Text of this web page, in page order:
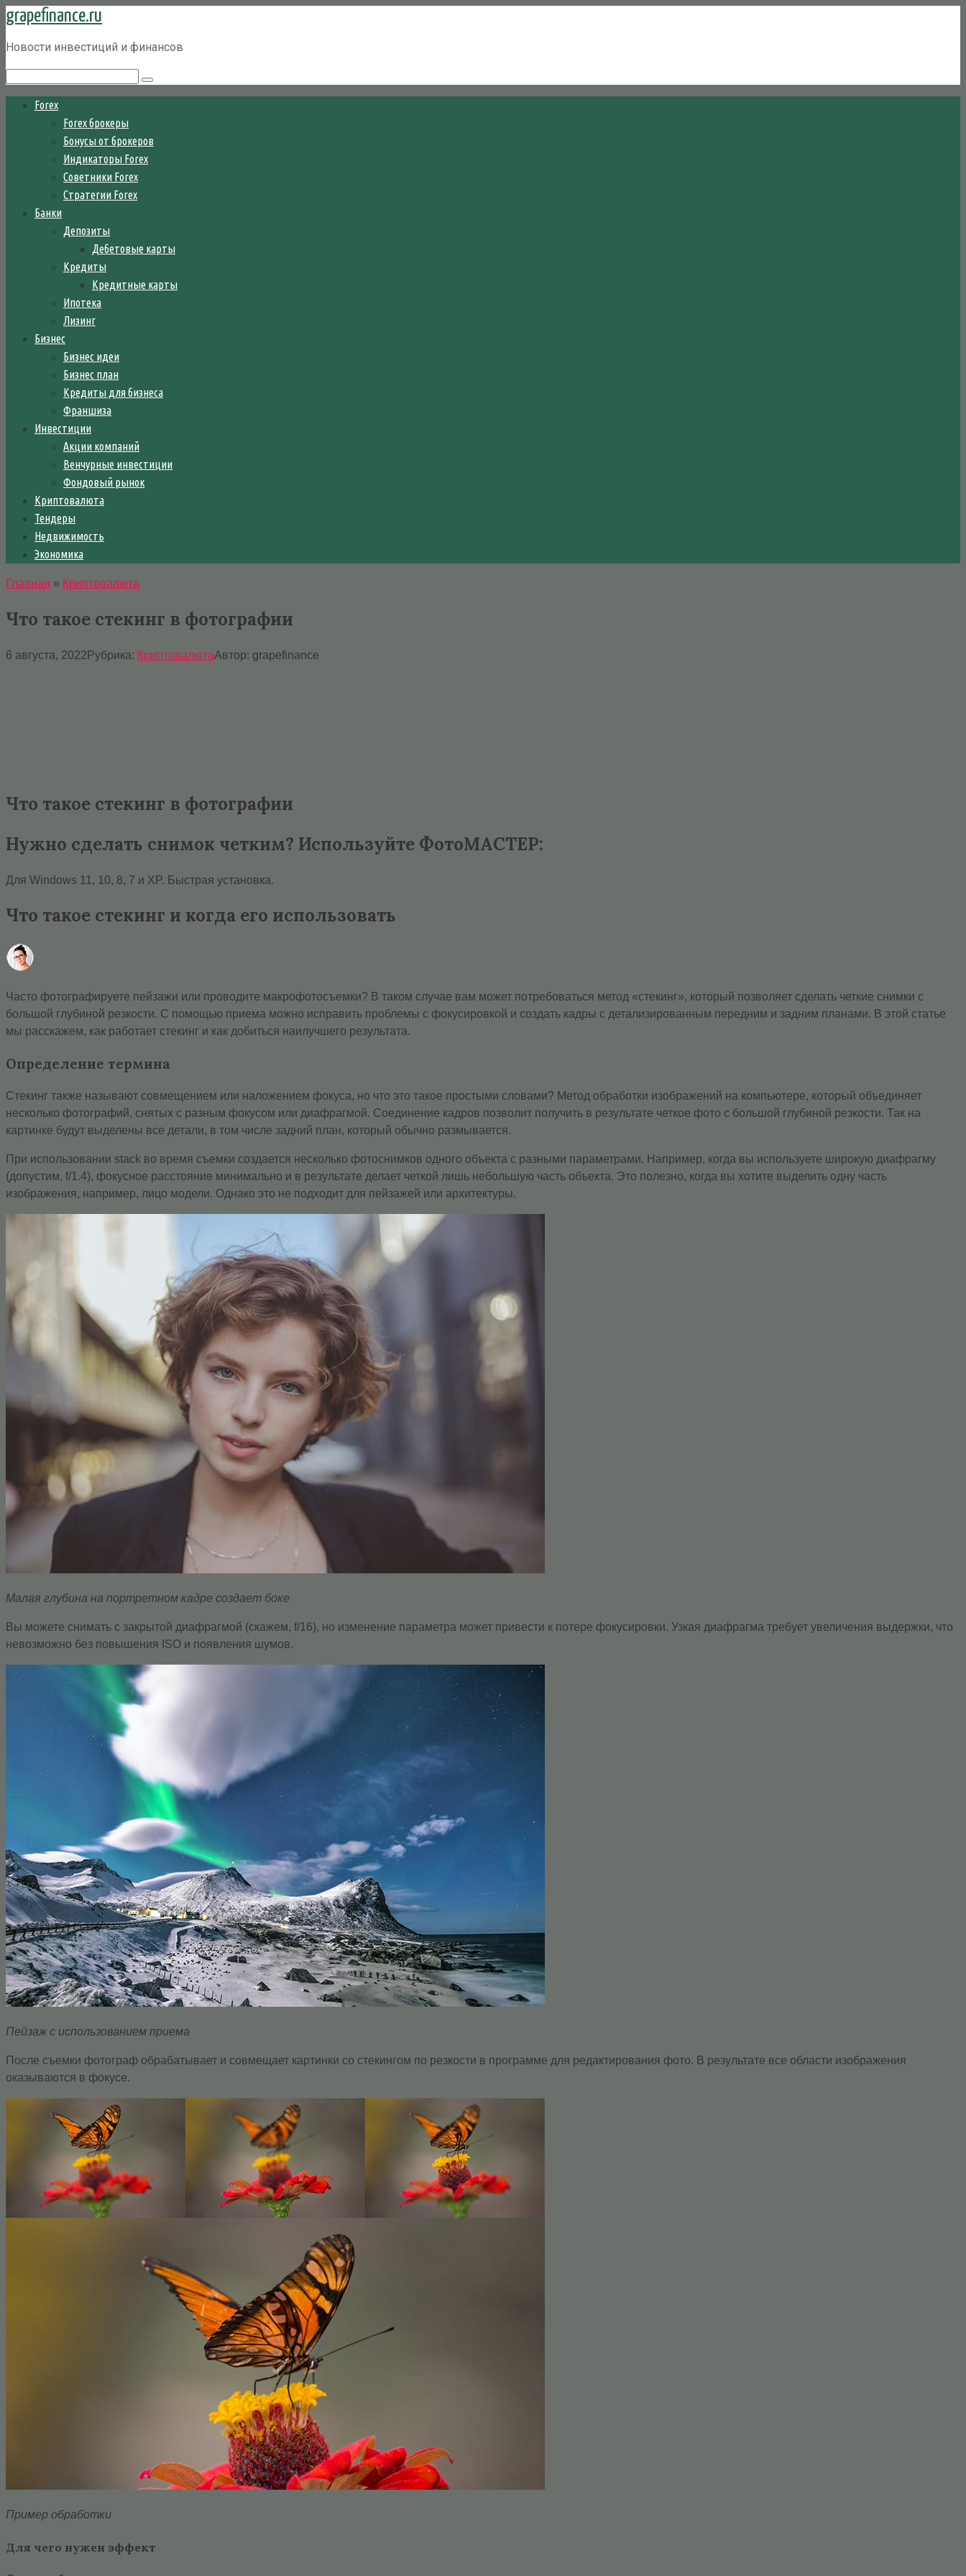
Перейти
контенту
grapefinance.ru
Новости инвестиций и финансов
Forex
Forex брокеры
Бонусы от брокеров
Индикаторы Forex
Советники Forex
Стратегии Forex
Банки
Депозиты
Дебетовые карты
Кредиты
Кредитные карты
Ипотека
Лизинг
Бизнес
Бизнес идеи
Бизнес план
Кредиты для бизнеса
Франшиза
Инвестиции
Акции компаний
Венчурные инвестиции
Фондовый рынок
Криптовалюта
Тендеры
Недвижимость
Экономика
Главная » Криптовалюта
Что такое стекинг в фотографии
6 августа, 2022 Рубрика: КриптовалютаАвтор: grapefinance
Что такое стекинг в фотографии
Нужно сделать снимок четким? Используйте ФотоМАСТЕР:
Для Windows 11, 10, 8, 7 и XP. Быстрая установка.
Что такое стекинг и когда его использовать
Часто фотографируете пейзажи или проводите макрофотосъемки? В таком случае вам может потребоваться метод «стекинг», который позволяет сделать четкие снимки с
большой глубиной резкости. С помощью приема можно исправить проблемы с фокусировкой и создать кадры с детализированным передним и задним планами. В этой статье
мы расскажем, как работает стекинг и как добиться наилучшего результата.
Определение термина
Стекинг также называют совмещением или наложением фокуса, но что это такое простыми словами? Метод обработки изображений на компьютере, который объединяет
несколько фотографий, снятых с разным фокусом или диафрагмой. Соединение кадров позволит получить в результате четкое фото с большой глубиной резкости. Так на
картинке будут выделены все детали, в том числе задний план, который обычно размывается.
При использовании stack во время съемки создается несколько фотоснимков одного объекта с разными параметрами. Например, когда вы используете широкую диафрагму
(допустим, f/1.4), фокусное расстояние минимально и в результате делает четкой лишь небольшую часть объекта. Это полезно, когда вы хотите выделить одну часть
изображения, например, лицо модели. Однако это не подходит для пейзажей или архитектуры.
Малая глубина на портретном кадре создает боке
Вы можете снимать с закрытой диафрагмой (скажем, f/16), но изменение параметра может привести к потере фокусировки. Узкая диафрагма требует увеличения выдержки, что
невозможно без повышения ISO и появления шумов.
Пейзаж с использованием приема
После съемки фотограф обрабатывает и совмещает картинки со стекингом по резкости в программе для редактирования фото. В результате все области изображения
оказываются в фокусе.
Пример обработки
Для чего нужен эффект